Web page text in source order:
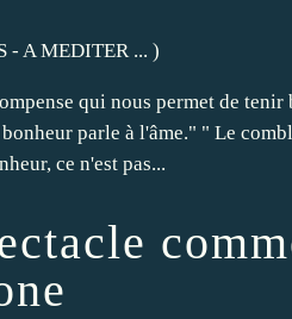
- A MEDITER ... )
qui nous permet de
parle à l'âme." " Le
ce n'est pas...